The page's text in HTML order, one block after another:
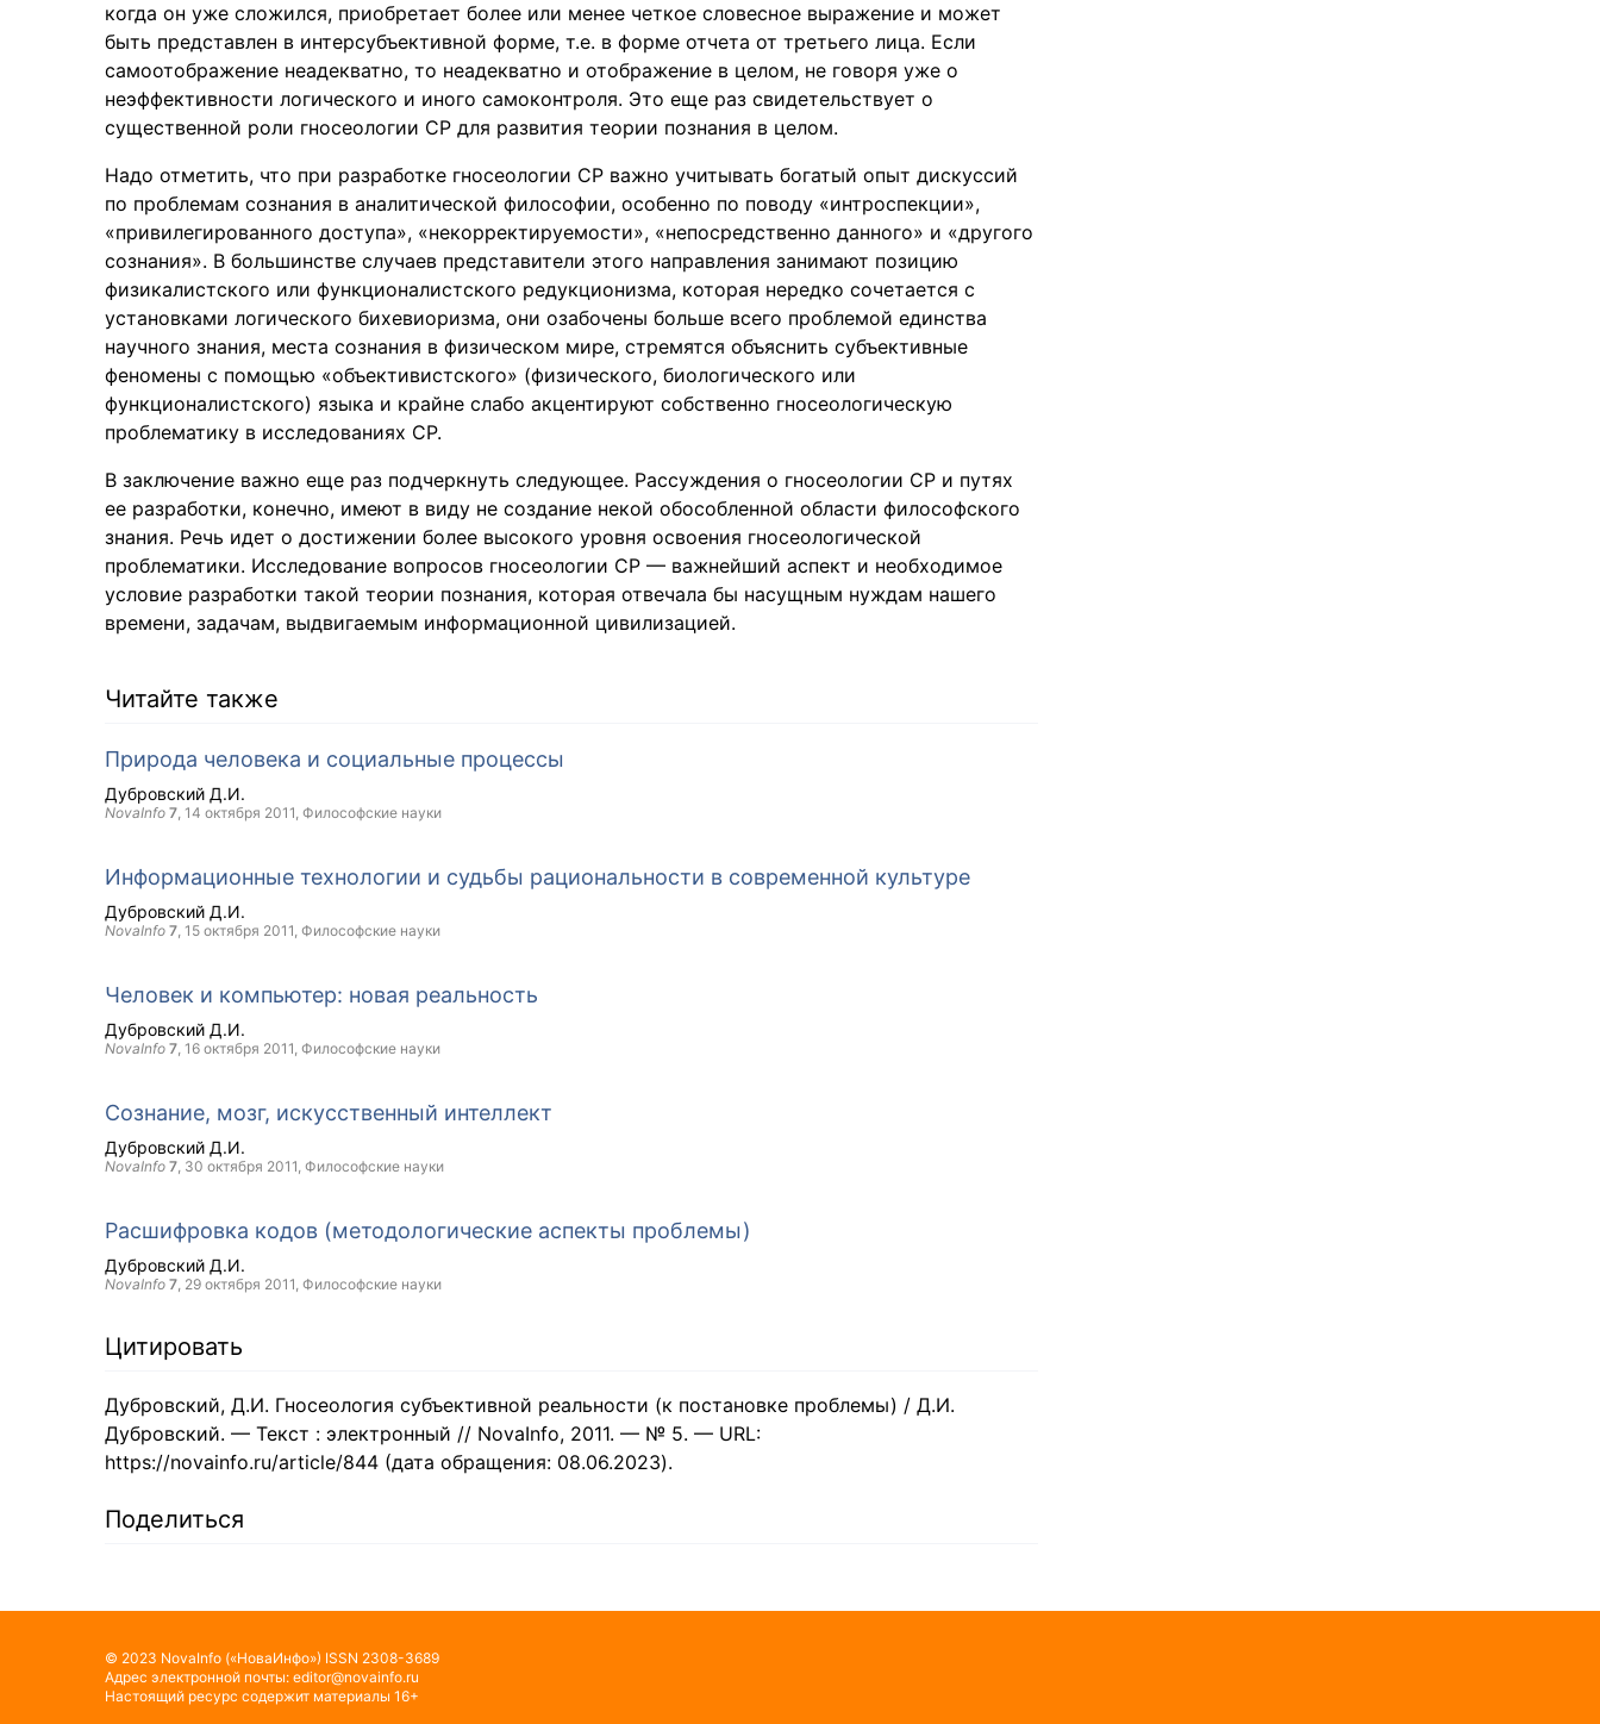
когда он уже сложился, приобретает более или менее четкое словесное выражение и может
быть представлен в интерсубъективной форме, т.е. в форме отчета от третьего лица. Если
самоотображение неадекватно, то неадекватно и отображение в целом, не говоря уже о
неэффективности логического и иного самоконтроля. Это еще раз свидетельствует о
существенной роли гносеологии СР для развития теории познания в целом.
Надо отметить, что при разработке гносеологии СР важно учитывать богатый опыт дискуссий
по проблемам сознания в аналитической философии, особенно по поводу «интроспекции»,
«привилегированного доступа», «некорректируемости», «непосредственно данного» и «другого
сознания». В большинстве случаев представители этого направления занимают позицию
физикалистского или функционалистского редукционизма, которая нередко сочетается с
установками логического бихевиоризма, они озабочены больше всего проблемой единства
научного знания, места сознания в физическом мире, стремятся объяснить субъективные
феномены с помощью «объективистского» (физического, биологического или
функционалистского) языка и крайне слабо акцентируют собственно гносеологическую
проблематику в исследованиях СР.
В заключение важно еще раз подчеркнуть следующее. Рассуждения о гносеологии СР и путях
ее разработки, конечно, имеют в виду не создание некой обособленной области философского
знания. Речь идет о достижении более высокого уровня освоения гносеологической
проблематики. Исследование вопросов гносеологии СР — важнейший аспект и необходимое
условие разработки такой теории познания, которая отвечала бы насущным нуждам нашего
времени, задачам, выдвигаемым информационной цивилизацией.
Читайте также
Природа человека и социальные процессы
Дубровский Д.И.
NovaInfo 7, 14 октября 2011, Философские науки
Информационные технологии и судьбы рациональности в современной культуре
Дубровский Д.И.
NovaInfo 7, 15 октября 2011, Философские науки
Человек и компьютер: новая реальность
Дубровский Д.И.
NovaInfo 7, 16 октября 2011, Философские науки
Сознание, мозг, искусственный интеллект
Дубровский Д.И.
NovaInfo 7, 30 октября 2011, Философские науки
Расшифровка кодов (методологические аспекты проблемы)
Дубровский Д.И.
NovaInfo 7, 29 октября 2011, Философские науки
Цитировать
Дубровский, Д.И. Гносеология субъективной реальности (к постановке проблемы) / Д.И.
Дубровский. — Текст : электронный // NovaInfo, 2011. — № 5. — URL:
https://novainfo.ru/article/844 (дата обращения: 08.06.2023).
Поделиться
© 2023 NovaInfo («НоваИнфо») ISSN 2308-3689
Адрес электронной почты: editor@novainfo.ru
Настоящий ресурс содержит материалы 16+